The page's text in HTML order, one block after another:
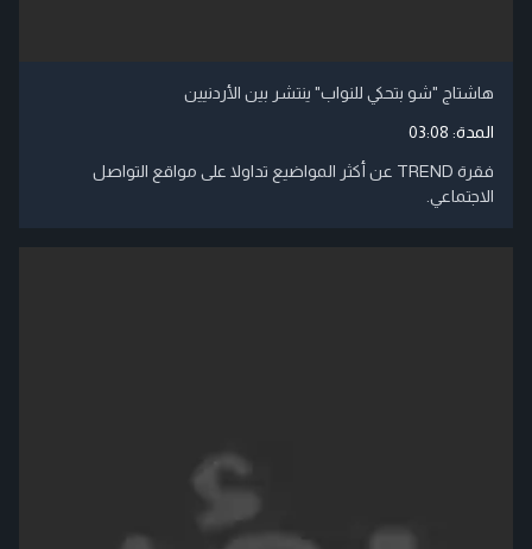
هاشتاج "شو بتحكي للنواب" ينتشر بين الأردنيين
المدة: 03:08
فقرة TREND عن أكثر المواضيع تداولا على مواقع التواصل
الاجتماعي.